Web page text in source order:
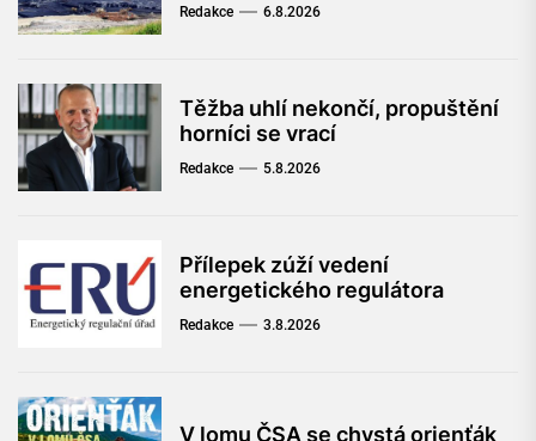
Redakce 6.8.2026
Těžba uhlí nekončí, propuštění
horníci se vrací
Redakce 5.8.2026
Přílepek zúží vedení
energetického regulátora
Redakce 3.8.2026
V lomu ČSA se chystá orienťák